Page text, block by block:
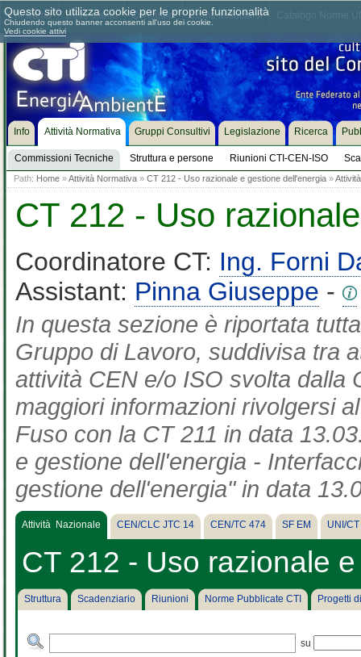
Chi siamo Dove siamo Contattaci Come associarsi
Info Attività Normativa
Commissioni Tecniche Struttura e persone Riunioni CTI-CEN-ISO
Gruppi Consultivi Legislazione Ricerca
Path: Home »Attività Normativa » CT 212 - Uso razionale e gestione dell'energia »
CT 212 - Uso
Coordinatore CT: Ing. Forni
Assistant: Pinna Giuseppe -
In questa sezione è riportata
Gruppo di Lavoro, suddivisa tra
attività CEN e/o ISO svolta dalla
maggiori informazioni rivolgersi
Fuso con la CT 211 in data
e gestione dell'energia -
gestione dell'energia" in data
Attività Nazionale CEN/CLC JTC 14 CEN/TC 474 SF EM UNI/
CT 212 - Uso razionale
Struttura Scadenziario Riunioni Norme Pubblicate CTI Progetti
su
Questo sito utilizza cookie per le proprie funzionalità
Chiudendo questo banner acconsenti all'uso dei cookie.
Vedi cookie attivi